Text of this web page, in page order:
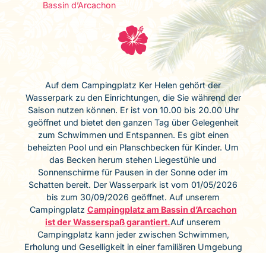
Bassin d’Arcachon
Auf dem Campingplatz Ker Helen gehört der
Wasserpark zu den Einrichtungen, die Sie während der
Saison nutzen können. Er ist von 10.00 bis 20.00 Uhr
geöffnet und bietet den ganzen Tag über Gelegenheit
zum Schwimmen und Entspannen. Es gibt einen
beheizten Pool und ein Planschbecken für Kinder. Um
das Becken herum stehen Liegestühle und
Sonnenschirme für Pausen in der Sonne oder im
Schatten bereit. Der Wasserpark ist vom 01/05/2026
bis zum 30/09/2026 geöffnet. Auf unserem
Campingplatz Campingplatz am Bassin d’Arcachon
ist der Wasserspaß garantiert.Auf unserem
Campingplatz kann jeder zwischen Schwimmen,
Erholung und Geselligkeit in einer familiären Umgebung